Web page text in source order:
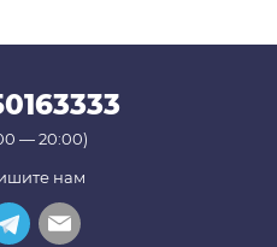
— 20:00)
нам